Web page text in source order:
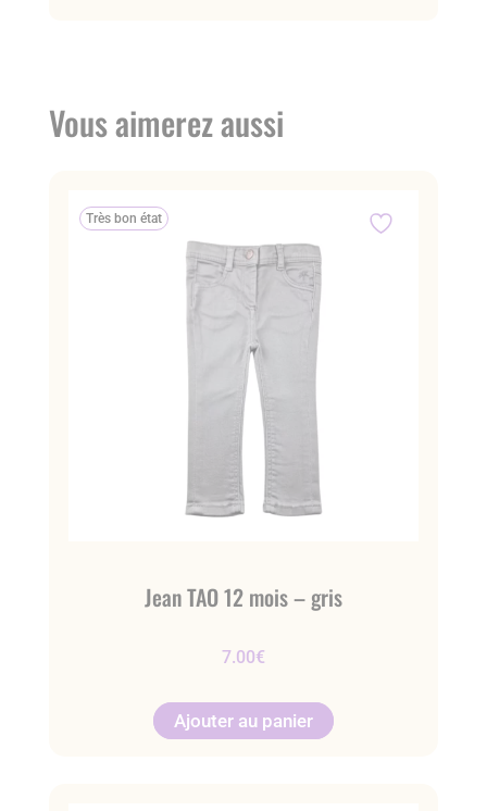
Vous aimerez aussi
Très bon état
Jean TAO 12 mois – gris
7.00€
Ajouter au panier